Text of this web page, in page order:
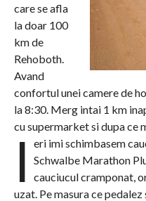
care se afla
la doar 100
km de
Rehoboth.
Avand
confortul unei camere de
la 8:30. Merg intai 1 km
cu supermarket si dupa ce
I
eri imi schimbasem
Schwalbe Marathon
cauciucul cramponat,
uzat. Pe masura ce